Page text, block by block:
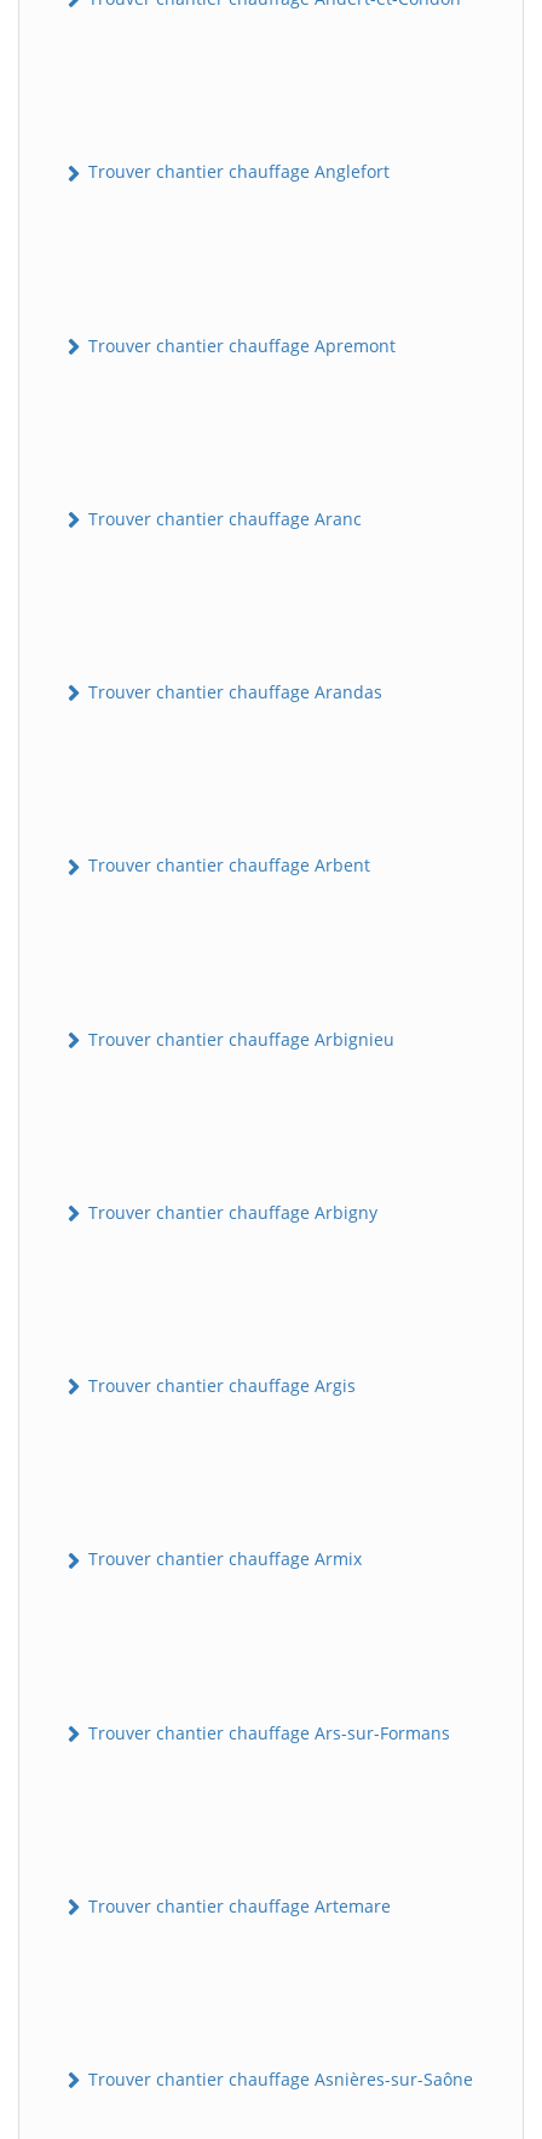
Trouver chantier chauffage Anglefort
Trouver chantier chauffage Apremont
Trouver chantier chauffage Aranc
Trouver chantier chauffage Arandas
Trouver chantier chauffage Arbent
Trouver chantier chauffage Arbignieu
Trouver chantier chauffage Arbigny
Trouver chantier chauffage Argis
Trouver chantier chauffage Armix
Trouver chantier chauffage Ars-sur-Formans
Trouver chantier chauffage Artemare
Trouver chantier chauffage Asnières-sur-Saône